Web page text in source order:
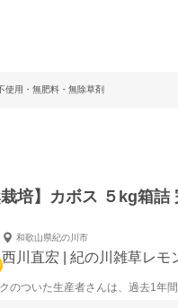
使用・無肥料・無除草剤
栽培】カボス ５kg箱
和歌山県紀の川市
西川直宏 | 紀の川雑草レモ
のついた生産者さんは、過去1年